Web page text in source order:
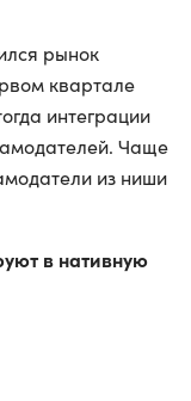
рынок
квартале
интеграции
Чаще
из ниши
в нативную